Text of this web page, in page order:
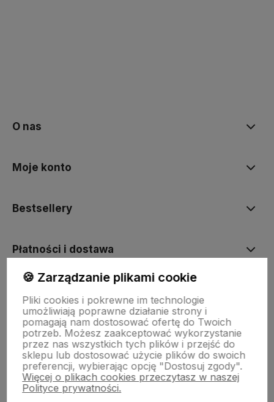
O nas
Moje konto
Bestsellery
Płatności i dostawa
Pomoc
🍪 Zarządzanie plikami cookie
Pliki cookies i pokrewne im technologie
umożliwiają poprawne działanie strony i
pomagają nam dostosować ofertę do Twoich
potrzeb. Możesz zaakceptować wykorzystanie
przez nas wszystkich tych plików i przejść do
sklepu lub dostosować użycie plików do swoich
preferencji, wybierając opcję "Dostosuj zgody".
Więcej o plikach cookies przeczytasz w naszej
Polityce prywatności.